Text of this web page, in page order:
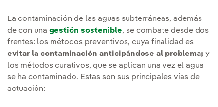
La contaminación de las aguas subterráneas, además
de con una gestión sostenible, se combate desde dos
frentes: los métodos preventivos, cuya finalidad es
evitar la contaminación anticipándose al problema; y
los métodos curativos, que se aplican una vez el agua
se ha contaminado. Estas son sus principales vías de
actuación: